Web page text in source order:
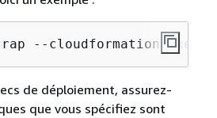
--cloudformation-
de déploiement, assurez-
que vous spécifiez sont